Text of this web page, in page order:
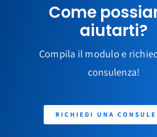
Come
aiutarti?
Compila il modulo e
consulenza!
RICHIEDI UNA